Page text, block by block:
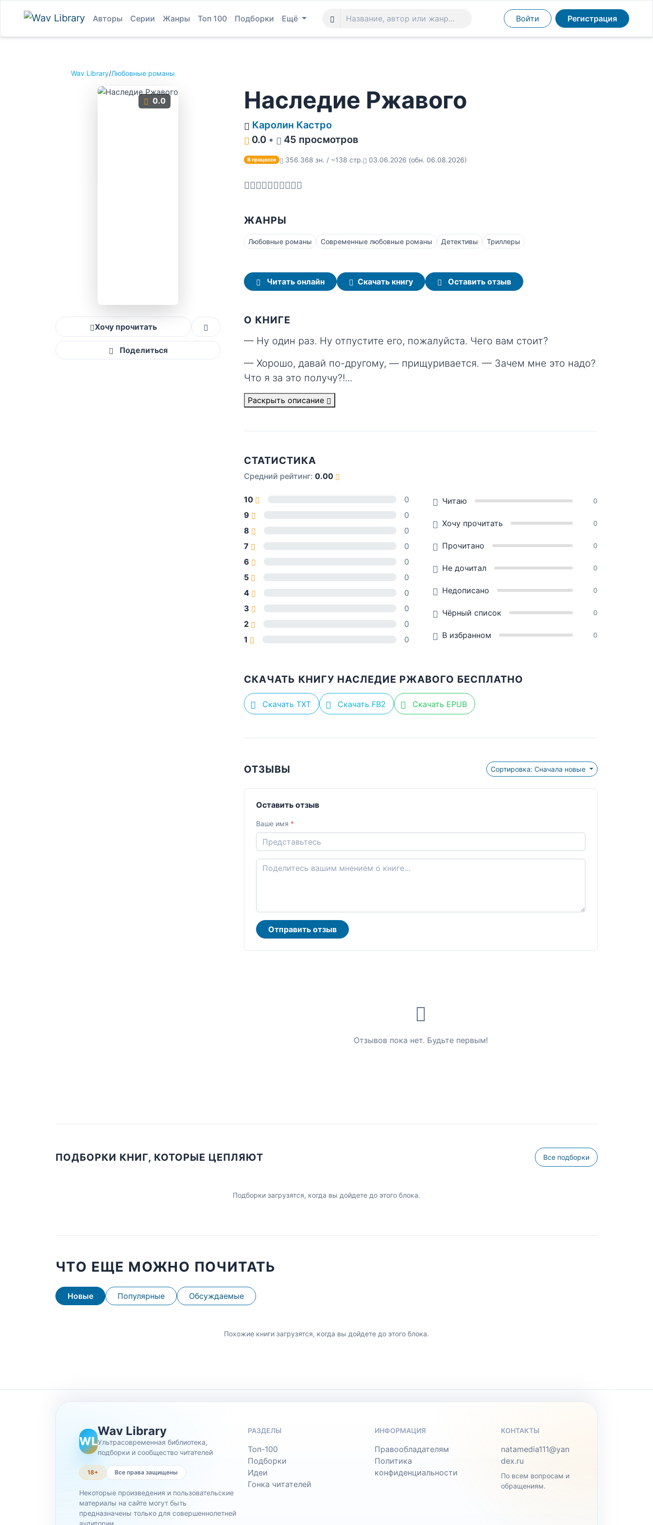
Авторы Серии Жанры Топ 100 Подборки Ещё Войти Регистрация
Wav Library/Любовные романы
0.0
Хочу прочитать
Поделиться
Наследие Ржавого
Каролин Кастро
0.0 • 45 просмотров
В процессе 356 368 зн. / ~138 стр. 03.06.2026 (обн. 06.08.2026)
ЖАНРЫ
Любовные романы Современные любовные романы Детективы Триллеры
Читать онлайн Скачать книгу Оставить отзыв
О КНИГЕ
— Ну один раз. Ну отпустите его, пожалуйста. Чего вам стоит?
— Хорошо, давай по-другому, — прищуривается. — Зачем мне это надо?
Что я за это получу?!...
Раскрыть описание
СТАТИСТИКА
Средний рейтинг: 0.00
10
0
9
0
8
0
7
0
6
0
5
0
4
0
3
0
2
0
1
0
Читаю 0
Хочу прочитать 0
Прочитано 0
Не дочитал 0
Недописано 0
Чёрный список 0
В избранном 0
СКАЧАТЬ КНИГУ НАСЛЕДИЕ РЖАВОГО БЕСПЛАТНО
Скачать TXT Скачать FB2 Скачать EPUB
ОТЗЫВЫ Сортировка: Сначала новые
Оставить отзыв
Ваше имя *
Отправить отзыв
Отзывов пока нет. Будьте первым!
ПОДБОРКИ КНИГ, КОТОРЫЕ ЦЕПЛЯЮТ Все подборки
Подборки загрузятся, когда вы дойдете до этого блока.
ЧТО ЕЩЕ МОЖНО ПОЧИТАТЬ
Новые Популярные Обсуждаемые
Похожие книги загрузятся, когда вы дойдете до этого блока.
WL
Wav Library
Ультрасовременная библиотека,
подборки и сообщество читателей
18+ Все права защищены
Некоторые произведения и пользовательские
материалы на сайте могут быть
предназначены только для совершеннолетней
аудитории.
РАЗДЕЛЫ
Топ-100
Подборки
Идеи
Гонка читателей
ИНФОРМАЦИЯ
Правообладателям
Политика
конфиденциальности
КОНТАКТЫ
natamedia111@yan
dex.ru
По всем вопросам и
обращениям.